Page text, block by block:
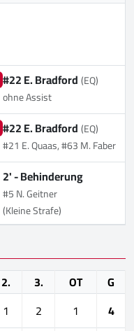
#22 E. Bradford(EQ)
ohne Assist
#22 E. Bradford(EQ)
#21 E. Quaas, #63 M. Faber
2' -Behinderung
#5 N. Geitner
(Kleine Strafe)
2. 3. OT
G
1 2 1
4